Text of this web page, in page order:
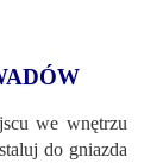
we wnętrzu
do gniazda